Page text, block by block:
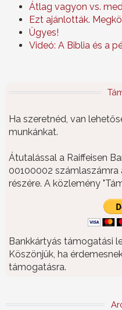
Átlag vagyon vs.
Ezt ajánlották.
Ügyes!
Videó: A Biblia és a
Ha szeretnéd, van
munkánkat.
Átutalással a Raiffeisen
00100002
részére. A közlemény
Bankkártyás támogatási
Köszönjük, ha
támogatásra.